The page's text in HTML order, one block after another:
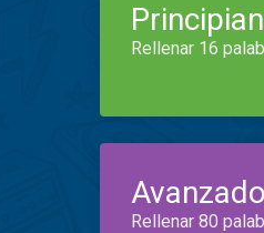
Rellenar 16
Avanzado
Rellenar 80